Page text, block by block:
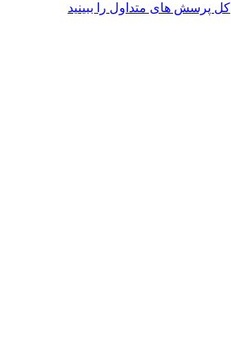
کل پرسش های متداول را ببینید